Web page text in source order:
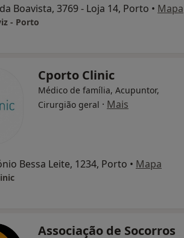
Boavista, 3769 - Loja 14, Porto • Mapa
- Porto
Cporto Clinic
Médico de família, Acupuntor,
Cirurgião geral · Mais
Bessa Leite, 1234, Porto • Mapa
Associação de Socorros